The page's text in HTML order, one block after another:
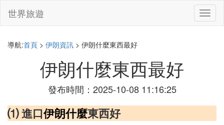
切
換
世界旅遊
導航:首頁 > 伊朗資訊 > 伊朗什麼東西最好
伊朗什麼東西最好
發布時間：2025-10-08 11:16:25
⑴ 進口伊朗什麼東西好